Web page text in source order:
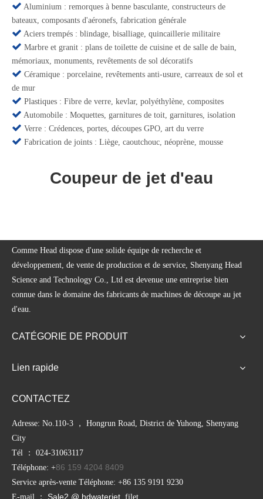
 Aluminium : remorques à benne basculante, constructeurs de
bateaux, composants d'aéronefs, fabrication générale
 Aciers trempés : blindage, bisalliage, quincaillerie militaire
 Marbre et granit : plans de toilette de cuisine et de salle de bain,
mémoriaux, monuments, revêtements de sol décoratifs
 Céramique : porcelaine, revêtements anti-usure, carreaux de sol et
de mur
 Plastiques : Fibre de verre, kevlar, polyéthylène, composites
 Automobile : Moquettes, garnitures de toit, garnitures, isolation
 Verre : Crédences, portes, découpes GPO, art du verre
 Fabrication de joints : Liège, caoutchouc, néoprène, mousse
Coupeur de jet d'eau
Comme Head dispose d'une solide équipe de recherche et
développement, de vente de production et de service, Shenyang Head
Science and Technology Co., Ltd est devenue une entreprise bien
connue dans le domaine des fabricants de machines de découpe au jet
d'eau.
CATÉGORIE DE PRODUIT
Lien rapide
CONTACTEZ
Adresse: No.110-3 ， Hongrun Road, District de Yuhong, Shenyang
City
Tél ： 024-31063117
Téléphone: +86 159 4204 8409
Service après-vente Téléphone: +86 135 9191 9230
E-mail ： Sale2 @ hdwaterjet. filet